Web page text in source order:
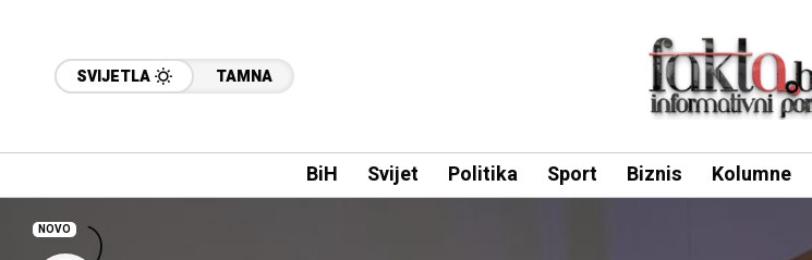
SVIJETLA TAMNA
BiH Svijet Politika Sport Biznis Kolumne
NOVO